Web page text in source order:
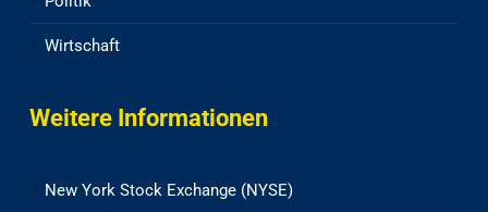
Wirtschaft
Weitere Informationen
New York Stock Exchange (NYSE)